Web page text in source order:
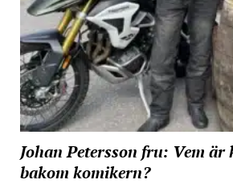
Johan Petersson fru: Vem är
bakom komikern?